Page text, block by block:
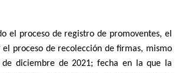
el proceso de registro de promoventes, el
el proceso de recolección de firmas, mismo
diciembre de 2021; fecha en la que la